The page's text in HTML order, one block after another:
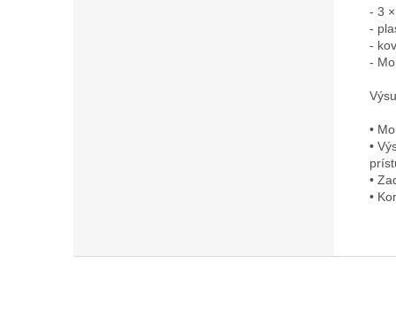
- 3
-
-
-
•
•
•
•